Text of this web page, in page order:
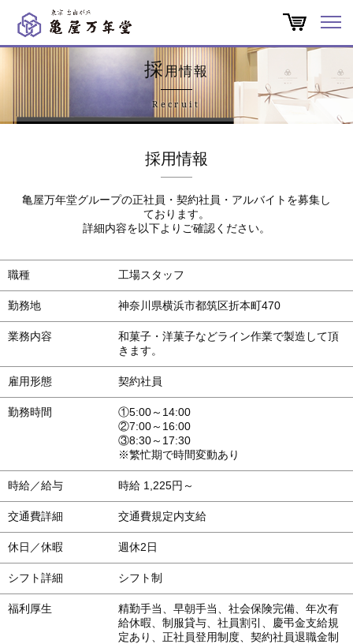
亀屋万年堂だより
特集
よくある質問
採用情報
Recruit
採用情報
亀屋万年堂グループの正社員・契約社員・アルバイトを募集し
ております。
詳細内容を以下よりご確認ください。
職種 工場スタッフ
勤務地 神奈川県横浜市都筑区折本町470
業務内容
和菓子・洋菓子などライン作業で製造して頂
きます。
雇用形態 契約社員
勤務時間
①5:00～14:00
②7:00～16:00
③8:30～17:30
※繁忙期で時間変動あり
時給／給与 時給 1,225円～
交通費詳細 交通費規定内支給
休日／休暇 週休2日
シフト詳細 シフト制
福利厚生
精勤手当、早朝手当、社会保険完備、年次有
給休暇、制服貸与、社員割引、慶弔金支給規
定あり、正社員登用制度、契約社員退職金制